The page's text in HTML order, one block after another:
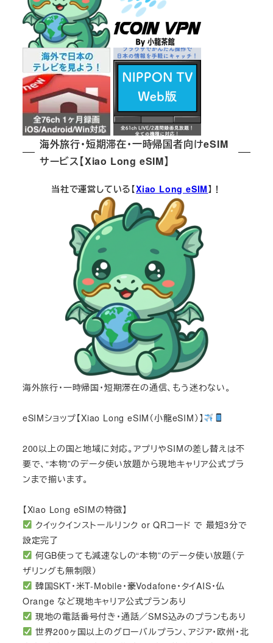
海外旅行・短期滞在・一時帰国者向けeSIM
サービス【Xiao Long eSIM】
当社で運営している【Xiao Long eSIM】！
海外旅行・一時帰国・短期滞在の通信、もう迷わない。
eSIMショップ【Xiao Long eSIM（小龍eSIM）】
200以上の国と地域に対応。アプリやSIMの差し替えは不
要で、“本物”のデータ使い放題から現地キャリア公式プラ
ンまで揃います。
【Xiao Long eSIMの特徴】
クイックインストールリンク or QRコード で 最短3分で
設定完了
何GB使っても減速なしの“本物”のデータ使い放題（テ
ザリングも無制限）
韓国SKT・米T-Mobile・豪Vodafone・タイAIS・仏
Orange など現地キャリア公式プランあり
現地の電話番号付き・通話／SMS込みのプランもあり
世界200ヶ国以上のグローバルプラン、アジア・欧州・北